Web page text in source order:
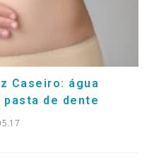
Caseiro: água
de dente